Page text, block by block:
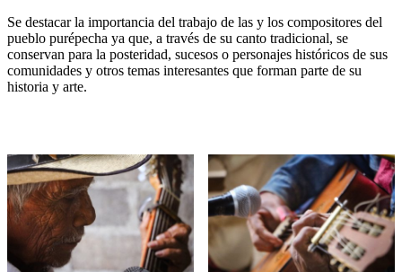
Se destacar la importancia del trabajo de las y los compositores del
pueblo purépecha ya que, a través de su canto tradicional, se
conservan para la posteridad, sucesos o personajes históricos de sus
comunidades y otros temas interesantes que forman parte de su
historia y arte.